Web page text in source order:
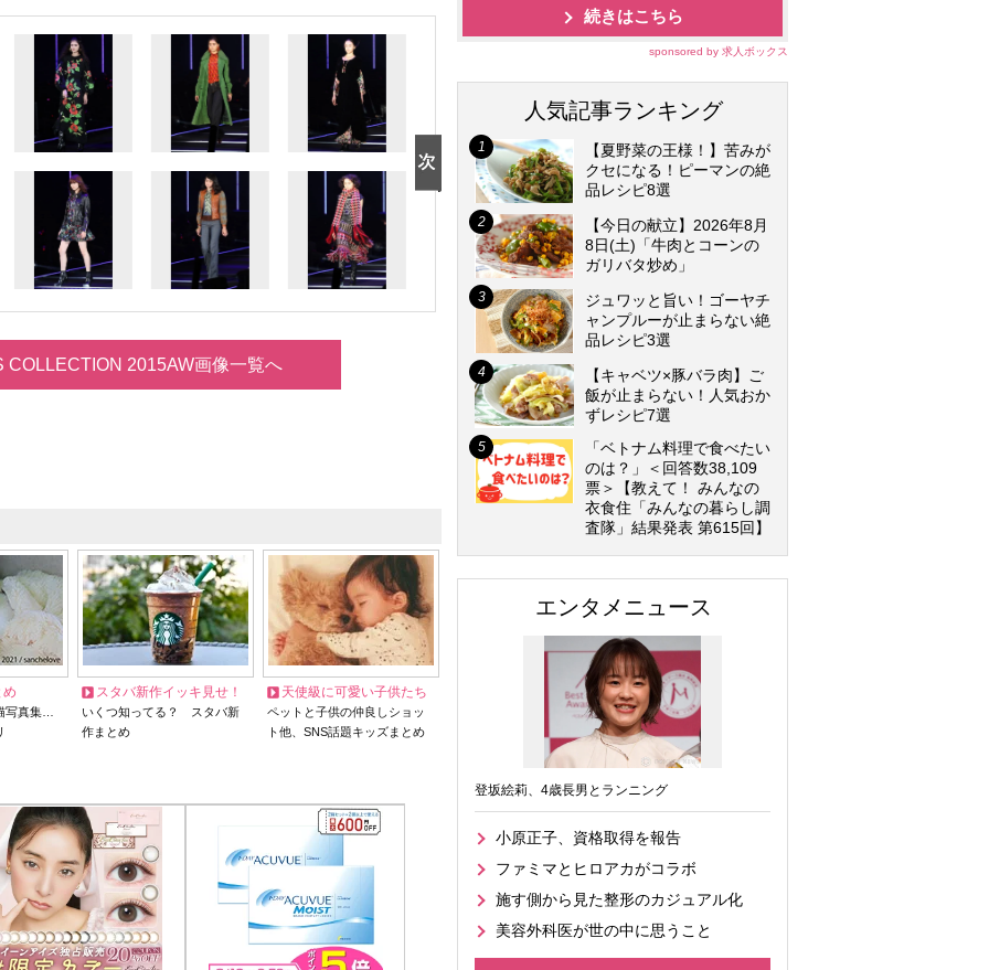
COLLECTION 2015AW画像一覧へ
め
写真集…
スタバ新作イッキ見せ！
いくつ知ってる？ スタバ新
作まとめ
天使級に可愛い子供たち
ペットと子供の仲良しショッ
ト他、SNS話題キッズまとめ
続きはこちら
sponsored by 求人ボックス
人気記事ランキング
【夏野菜の王様！】苦みが
クセになる！ピーマンの絶
品レシピ8選
【今日の献立】2026年8月
8日(土)「牛肉とコーンの
ガリバタ炒め」
ジュワッと旨い！ゴーヤチ
ャンプルーが止まらない絶
品レシピ3選
【キャベツ×豚バラ肉】ご
飯が止まらない！人気おか
ずレシピ7選
「ベトナム料理で食べたい
のは？」＜回答数38,109
票＞【教えて！ みんなの
衣食住「みんなの暮らし調
査隊」結果発表 第615回】
エンタメニュース
登坂絵莉、4歳長男とランニング
小原正子、資格取得を報告
ファミマとヒロアカがコラボ
施す側から見た整形のカジュアル化
美容外科医が世の中に思うこと